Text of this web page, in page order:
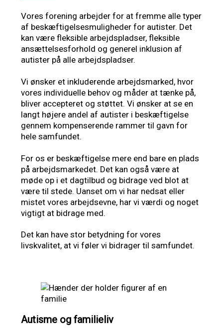
Vores forening arbejder for at fremme alle typer
af beskæftigelsesmuligheder for autister. Det
kan være fleksible arbejdspladser, fleksible
ansættelsesforhold og generel inklusion af
autister på alle arbejdspladser.
Vi ønsker et inkluderende arbejdsmarked, hvor
vores individuelle behov og måder at tænke på,
bliver accepteret og støttet. Vi ønsker at se en
langt højere andel af autister i beskæftigelse
gennem kompenserende rammer til gavn for
hele samfundet.
For os er beskæftigelse mere end bare en plads
på arbejdsmarkedet. Det kan også være at
møde op i et dagtilbud og bidrage ved blot at
være til stede. Uanset om vi har nedsat eller
mistet vores arbejdsevne, har vi værdi og noget
vigtigt at bidrage med.
Det kan have stor betydning for vores
livskvalitet, at vi føler vi bidrager til samfundet.
Autisme og familieliv